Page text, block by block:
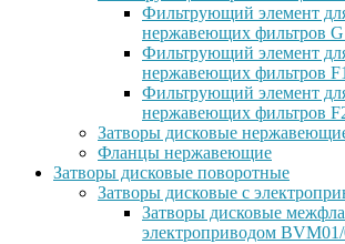
Фильтрующий элемент
нержавеющих фильтров
Фильтрующий элемент
нержавеющих фильтров
Фильтрующий элемент
нержавеющих фильтров
Затворы дисковые
Фланцы нержавеющие
Затворы дисковые поворотные
Затворы дисковые с
Затворы дисковые
электроприводом